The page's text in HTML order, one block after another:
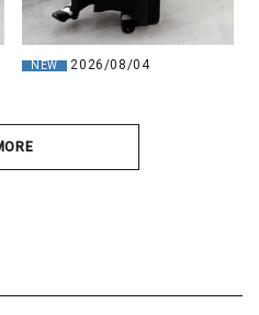
NEW 2026/08/04